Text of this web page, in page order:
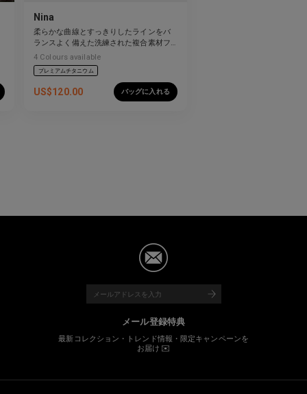
Nina
柔らかな曲線とすっきりしたラインをバ
ランスよく備えた洗練された複合素材フ
レーム。
4 Colours available
プレミアムチタニウム
US$120.00 バッグに入れる
メール登録特典
最新コレクション・トレンド情報・限定キャンペーンを
お届け ✉️